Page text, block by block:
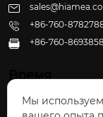
+86-760-
 +86-760-
Время
Пн - Пт: 09:30 - 22:00
Мы